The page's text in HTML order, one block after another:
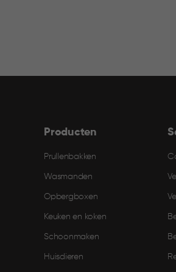
Producten
Prullenbakken
Wasmanden
Opbergboxen
Keuken en koken
Schoonmaken
Huisdieren